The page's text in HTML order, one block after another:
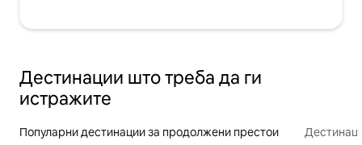
Дестинации што треба да ги
истражите
Популарни дестинации за продолжени престои